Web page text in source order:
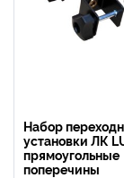
Набор
установки ЛК
прямоугольные
поперечины